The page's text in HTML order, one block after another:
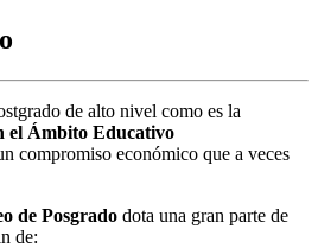
de alto nivel como es la
el Ámbito Educativo
compromiso económico que a veces
de Posgrado dota una gran parte de
de: